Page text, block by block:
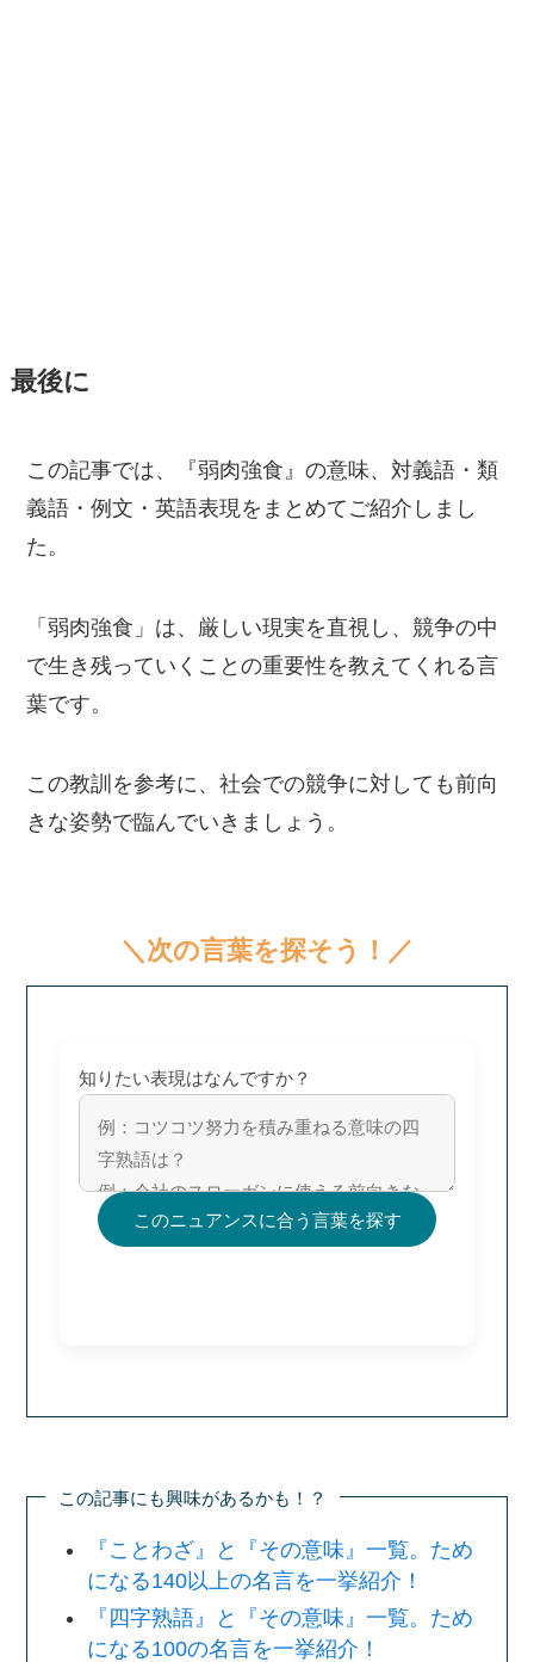
最後に
この記事では、『弱肉強食』の意味、対義語・類
義語・例文・英語表現をまとめてご紹介しまし
た。
「弱肉強食」は、厳しい現実を直視し、競争の中
で生き残っていくことの重要性を教えてくれる言
葉です。
この教訓を参考に、社会での競争に対しても前向
きな姿勢で臨んでいきましょう。
＼次の言葉を探そう！／
知りたい表現はなんですか？
このニュアンスに合う言葉を探す
この記事にも興味があるかも！？
『ことわざ』と『その意味』一覧。ため
になる140以上の名言を一挙紹介！
『四字熟語』と『その意味』一覧。ため
になる100の名言を一挙紹介！